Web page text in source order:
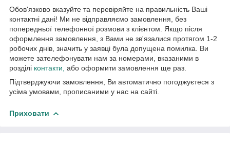
Обов'язково вказуйте та перевіряйте на правильність Ваші
контактні дані! Ми не відправляємо замовлення, без
попередньої телефонної розмови з клієнтом. Якщо після
оформлення замовлення, з Вами не зв'язалися протягом 1-2
робочих днів, значить у заявці була допущена помилка. Ви
можете зателефонувати нам за номерами, вказаними в
розділі контакти, або оформити замовлення ще раз.
Підтверджуючи замовлення, Ви автоматично погоджуєтеся з
усіма умовами, прописаними у нас на сайті.
Приховати